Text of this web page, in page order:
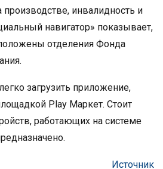
производстве, инвалидность и
навигатор» показывает,
отделения Фонда
загрузить приложение,
Play Маркет. Стоит
работающих на системе
Источник